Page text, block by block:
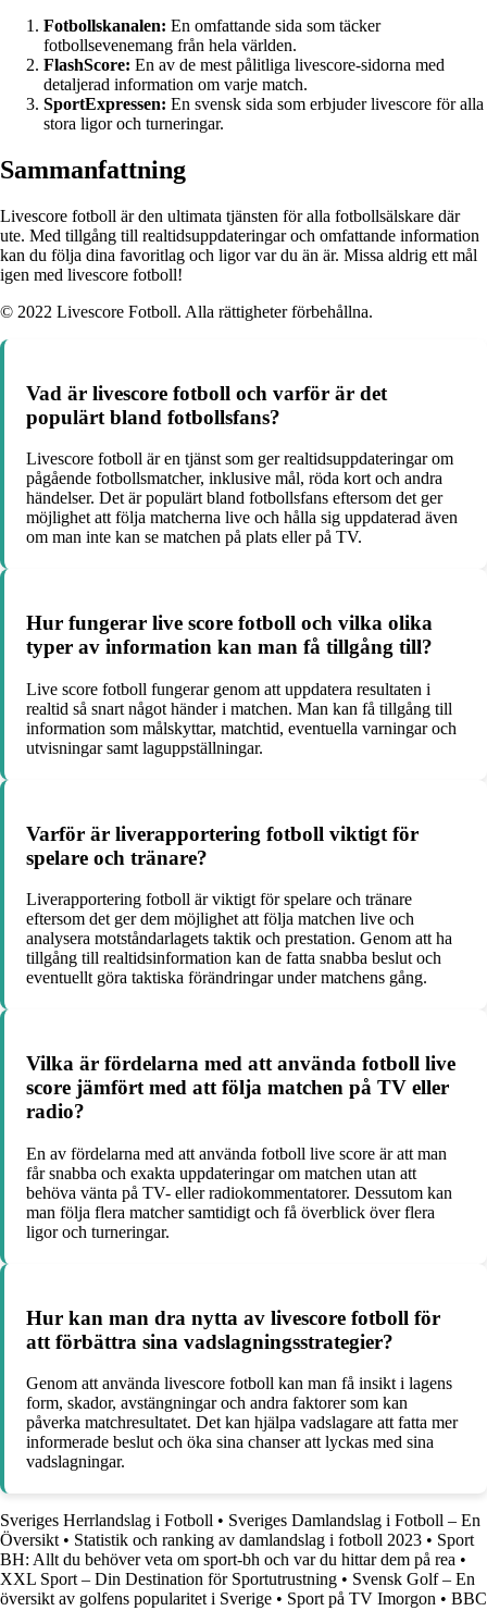
Fotbollskanalen: En omfattande sida som täcker
fotbollsevenemang från hela världen.
FlashScore: En av de mest pålitliga livescore-sidorna med
detaljerad information om varje match.
SportExpressen: En svensk sida som erbjuder livescore för alla
stora ligor och turneringar.
Sammanfattning
Livescore fotboll är den ultimata tjänsten för alla fotbollsälskare där
ute. Med tillgång till realtidsuppdateringar och omfattande information
kan du följa dina favoritlag och ligor var du än är. Missa aldrig ett mål
igen med livescore fotboll!
© 2022 Livescore Fotboll. Alla rättigheter förbehållna.
Vad är livescore fotboll och varför är det
populärt bland fotbollsfans?
Livescore fotboll är en tjänst som ger realtidsuppdateringar om
pågående fotbollsmatcher, inklusive mål, röda kort och andra
händelser. Det är populärt bland fotbollsfans eftersom det ger
möjlighet att följa matcherna live och hålla sig uppdaterad även
om man inte kan se matchen på plats eller på TV.
Hur fungerar live score fotboll och vilka olika
typer av information kan man få tillgång till?
Live score fotboll fungerar genom att uppdatera resultaten i
realtid så snart något händer i matchen. Man kan få tillgång till
information som målskyttar, matchtid, eventuella varningar och
utvisningar samt laguppställningar.
Varför är liverapportering fotboll viktigt för
spelare och tränare?
Liverapportering fotboll är viktigt för spelare och tränare
eftersom det ger dem möjlighet att följa matchen live och
analysera motståndarlagets taktik och prestation. Genom att ha
tillgång till realtidsinformation kan de fatta snabba beslut och
eventuellt göra taktiska förändringar under matchens gång.
Vilka är fördelarna med att använda fotboll live
score jämfört med att följa matchen på TV eller
radio?
En av fördelarna med att använda fotboll live score är att man
får snabba och exakta uppdateringar om matchen utan att
behöva vänta på TV- eller radiokommentatorer. Dessutom kan
man följa flera matcher samtidigt och få överblick över flera
ligor och turneringar.
Hur kan man dra nytta av livescore fotboll för
att förbättra sina vadslagningsstrategier?
Genom att använda livescore fotboll kan man få insikt i lagens
form, skador, avstängningar och andra faktorer som kan
påverka matchresultatet. Det kan hjälpa vadslagare att fatta mer
informerade beslut och öka sina chanser att lyckas med sina
vadslagningar.
Sveriges Herrlandslag i Fotboll • Sveriges Damlandslag i Fotboll – En
Översikt • Statistik och ranking av damlandslag i fotboll 2023 • Sport
BH: Allt du behöver veta om sport-bh och var du hittar dem på rea •
XXL Sport – Din Destination för Sportutrustning • Svensk Golf – En
översikt av golfens popularitet i Sverige • Sport på TV Imorgon • BBC